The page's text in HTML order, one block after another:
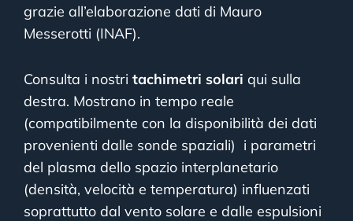
grazie all’elaborazione dati di Mauro
Messerotti (INAF).
Consulta i nostri tachimetri solari qui sulla
destra. Mostrano in tempo reale
(compatibilmente con la disponibilità dei dati
provenienti dalle sonde spaziali) i parametri
del plasma dello spazio interplanetario
(densità, velocità e temperatura) influenzati
soprattutto dal vento solare e dalle espulsioni